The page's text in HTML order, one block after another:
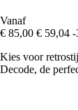
Vanaf
€ 85,00 € 59,04 -
Kies voor
Decode, de